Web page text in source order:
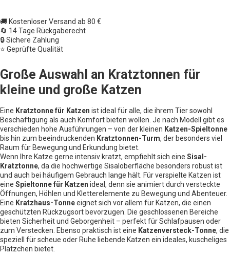
🚚 Kostenloser Versand ab 80 €
🔄 14 Tage Rückgaberecht
🔒 Sichere Zahlung
⭐ Geprüfte Qualität
Große Auswahl an Kratztonnen für
kleine und große Katzen
Eine Kratztonne für Katzen ist ideal für alle, die ihrem Tier sowohl
Beschäftigung als auch Komfort bieten wollen. Je nach Modell gibt es
verschieden hohe Ausführungen – von der kleinen Katzen-Spieltonne
bis hin zum beeindruckenden Kratztonnen-Turm, der besonders viel
Raum für Bewegung und Erkundung bietet.
Wenn Ihre Katze gerne intensiv kratzt, empfiehlt sich eine Sisal-
Kratztonne, da die hochwertige Sisaloberfläche besonders robust ist
und auch bei häufigem Gebrauch lange hält. Für verspielte Katzen ist
eine Spieltonne für Katzen ideal, denn sie animiert durch versteckte
Öffnungen, Höhlen und Kletterelemente zu Bewegung und Abenteuer.
Eine Kratzhaus-Tonneeignet sich vor allem für Katzen, die einen
geschützten Rückzugsort bevorzugen. Die geschlossenen Bereiche
bieten Sicherheit und Geborgenheit – perfekt für Schlafpausen oder
zum Verstecken. Ebenso praktisch ist eine Katzenversteck-Tonne, die
speziell für scheue oder Ruhe liebende Katzen ein ideales, kuscheliges
Plätzchen bietet.